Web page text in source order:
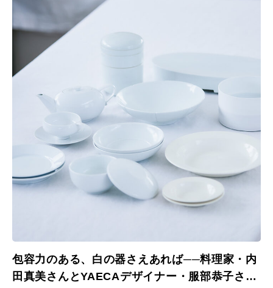
包容力のある、白の器さえあれば──料理家・内
田真美さんとYAECAデザイナー・服部恭子さん